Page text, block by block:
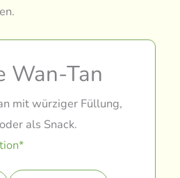
Wan-Tan
mit würziger Füllung,
als Snack.